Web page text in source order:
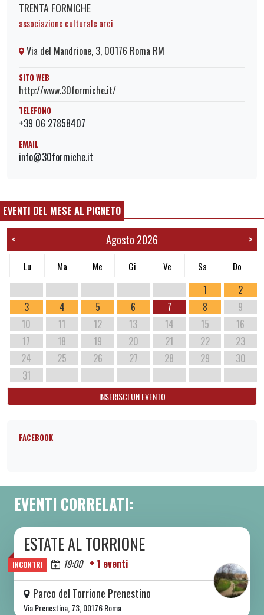
TRENTA FORMICHE
associazione culturale arci
Via del Mandrione, 3, 00176 Roma RM
SITO WEB
http://www.30formiche.it/
TELEFONO
+39 06 27858407
EMAIL
info@30formiche.it
EVENTI DEL MESE AL PIGNETO
< Agosto 2026 >
Lu Ma Me Gi Ve Sa Do
1
2
3
4 5 6 7 8
9
10
11 12 13 14 15
16
17
18 19 20 21 22
23
24
25 26 27 28 29
30
31
INSERISCI UN EVENTO
FACEBOOK
EVENTI CORRELATI:
INCONTRI
DA SAB 06/06 A SAB 08/08 2026
ESTATE AL TORRIONE
Oggi 19:00 + 1 eventi
Parco del Torrione Prenestino
Via Prenestina, 73, 00176 Roma